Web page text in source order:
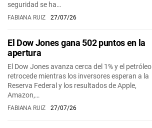
seguridad se ha…
FABIANA RUIZ 27/07/26
El Dow Jones gana 502 puntos en la
apertura
El Dow Jones avanza cerca del 1% y el petróleo
retrocede mientras los inversores esperan a la
Reserva Federal y los resultados de Apple,
Amazon,…
FABIANA RUIZ 27/07/26